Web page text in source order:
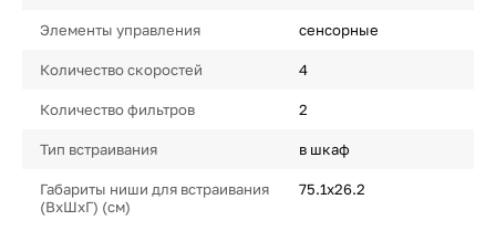
Элементы управления сенсорные
Количество скоростей 4
Количество фильтров 2
Тип встраивания в шкаф
Габариты ниши для встраивания
(ВхШхГ) (см)
75.1х26.2